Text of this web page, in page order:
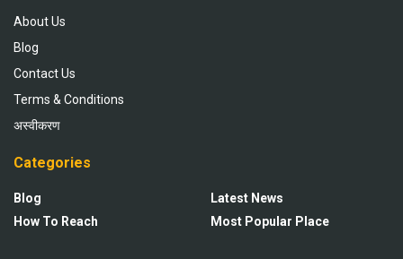
About Us
Blog
Contact Us
Terms & Conditions
अस्वीकरण
Categories
Blog
How To Reach
Latest News
Most Popular Place